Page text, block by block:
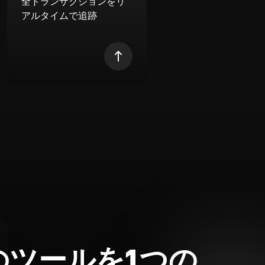
アルタイムで追跡